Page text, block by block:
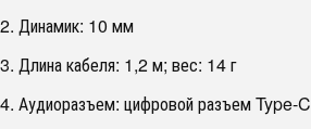
2. Динамик: 10 мм
3. Длина кабеля: 1,2 м; вес: 14 г
4. Аудиоразъем: цифровой разъем Type-C